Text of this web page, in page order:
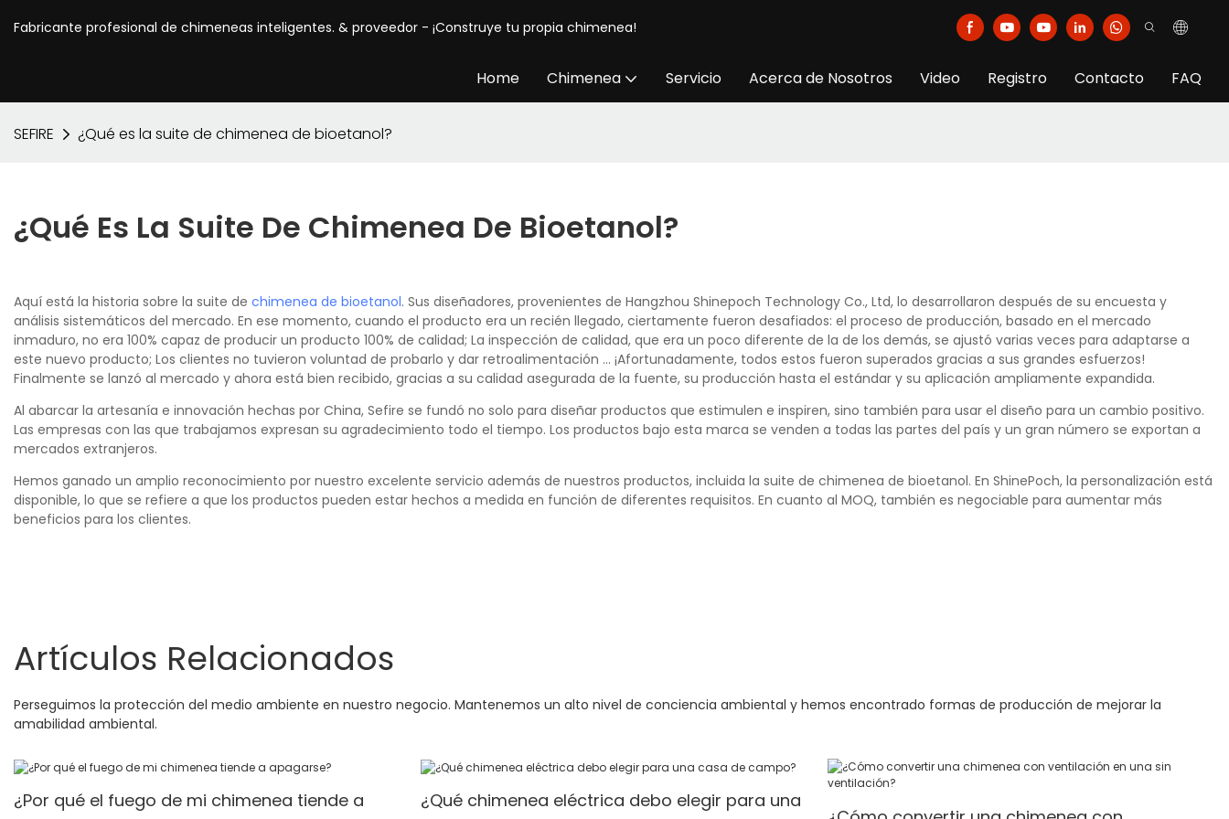
Fabricante profesional de chimeneas inteligentes. & proveedor - ¡Construye tu propia chimenea!
Home Chimenea Servicio Acerca de Nosotros Video Registro Contacto FAQ
SEFIRE ¿Qué es la suite de chimenea de bioetanol?
¿Qué Es La Suite De Chimenea De Bioetanol?
Aquí está la historia sobre la suite de chimenea de bioetanol. Sus diseñadores, provenientes de Hangzhou Shinepoch Technology Co., Ltd, lo desarrollaron después de su encuesta y
análisis sistemáticos del mercado. En ese momento, cuando el producto era un recién llegado, ciertamente fueron desafiados: el proceso de producción, basado en el mercado
inmaduro, no era 100% capaz de producir un producto 100% de calidad; La inspección de calidad, que era un poco diferente de la de los demás, se ajustó varias veces para adaptarse a
este nuevo producto; Los clientes no tuvieron voluntad de probarlo y dar retroalimentación ... ¡Afortunadamente, todos estos fueron superados gracias a sus grandes esfuerzos!
Finalmente se lanzó al mercado y ahora está bien recibido, gracias a su calidad asegurada de la fuente, su producción hasta el estándar y su aplicación ampliamente expandida.
Al abarcar la artesanía e innovación hechas por China, Sefire se fundó no solo para diseñar productos que estimulen e inspiren, sino también para usar el diseño para un cambio positivo.
Las empresas con las que trabajamos expresan su agradecimiento todo el tiempo. Los productos bajo esta marca se venden a todas las partes del país y un gran número se exportan a
mercados extranjeros.
Hemos ganado un amplio reconocimiento por nuestro excelente servicio además de nuestros productos, incluida la suite de chimenea de bioetanol. En ShinePoch, la personalización está
disponible, lo que se refiere a que los productos pueden estar hechos a medida en función de diferentes requisitos. En cuanto al MOQ, también es negociable para aumentar más
beneficios para los clientes.
Artículos Relacionados
Perseguimos la protección del medio ambiente en nuestro negocio. Mantenemos un alto nivel de conciencia ambiental y hemos encontrado formas de producción de mejorar la
amabilidad ambiental.
¿Por qué el fuego de mi chimenea tiende a
¿Qué chimenea eléctrica debo elegir para una